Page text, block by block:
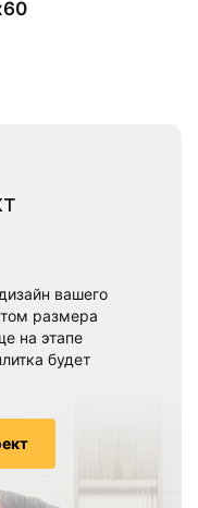
вашего
размера
на этапе
будет